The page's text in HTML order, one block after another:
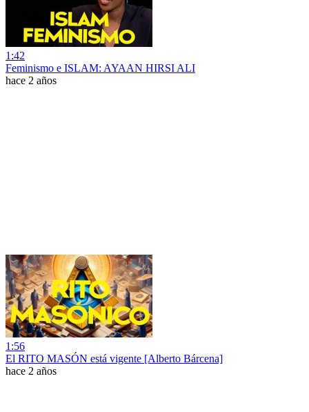
1:42
Feminismo e ISLAM: AYAAN HIRSI ALI
hace 2 años
1:56
El RITO MASÓN está vigente [Alberto Bárcena]
hace 2 años